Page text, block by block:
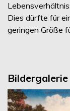
Dies dürfte für
geringen Größe
Bildergalerie